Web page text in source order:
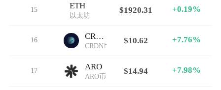
15 ETH
以太坊
$1920.31 +0.19%
16 CRDN
CRDN币
$10.62 +7.76%
17 ARO
ARO币
$14.94 +7.98%